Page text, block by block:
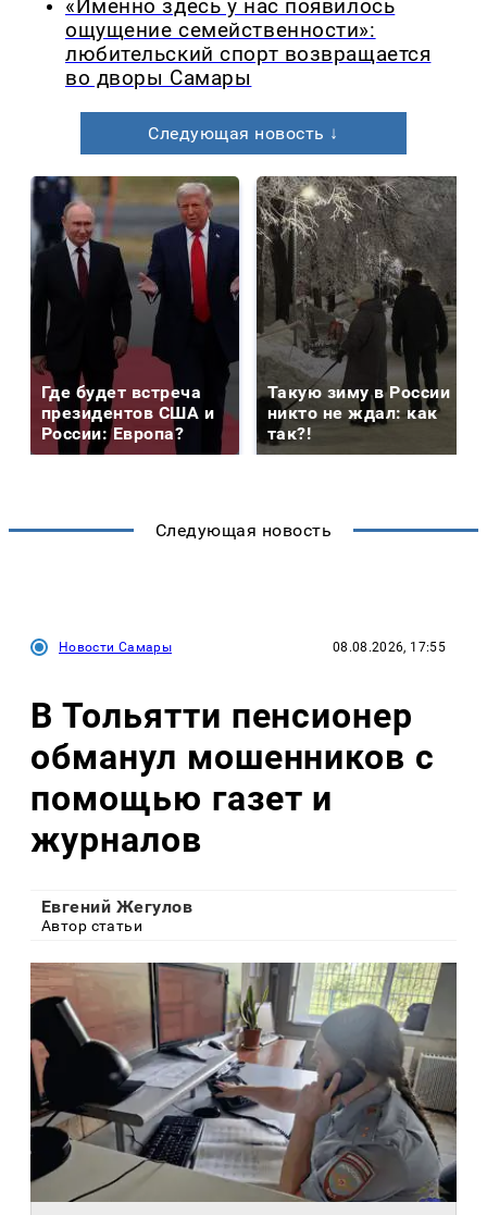
«Именно здесь у нас появилось
ощущение семейственности»:
любительский спорт возвращается
во дворы Самары
Следующая новость ↓
Где будет встреча
президентов США и
России: Европа?
Такую зиму в России
никто не ждал: как
так?!
Следующая новость
Новости Самары 08.08.2026, 17:55
В Тольятти пенсионер
обманул мошенников с
помощью газет и
журналов
Евгений Жегулов
Автор статьи